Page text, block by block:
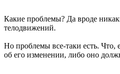
Какие проблемы? Да вроде
телодвижений.
Но проблемы все-таки есть. Что,
об его изменении, либо оно